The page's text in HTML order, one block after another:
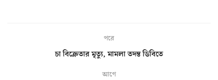
পরে
চা বিক্রেতার মৃত্যু, মামলা তদন্ত ডিবিতে
আগে